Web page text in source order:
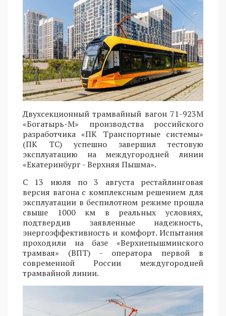
Двухсекционный трамвайный вагон 71-923М
«Богатырь-М» производства российского
разработчика «ПК Транспортные системы»
(ПК ТС) успешно завершил тестовую
эксплуатацию на междугородней линии
«Екатеринбург - Верхняя Пышма».
С 13 июля по 3 августа рестайлинговая
версия вагона с комплексным решением для
эксплуатации в беспилотном режиме прошла
свыше 1000 км в реальных условиях,
подтвердив заявленные надежность,
энергоэффективность и комфорт. Испытания
проходили на базе «Верхнепышминского
трамвая» (ВПТ) - оператора первой в
современной России междугородней
трамвайной линии.